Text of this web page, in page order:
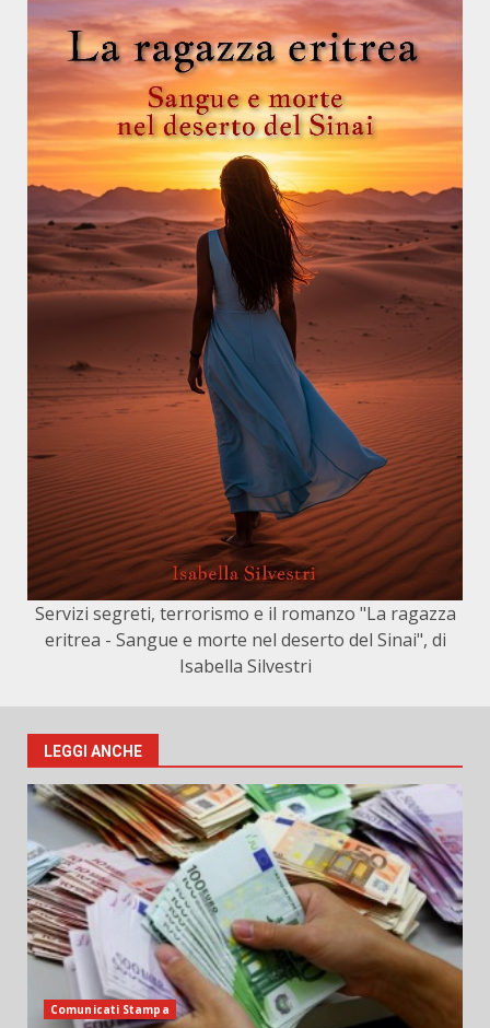
Servizi segreti, terrorismo e il romanzo "La ragazza
eritrea - Sangue e morte nel deserto del Sinai", di
Isabella Silvestri
LEGGI ANCHE
Comunicati Stampa